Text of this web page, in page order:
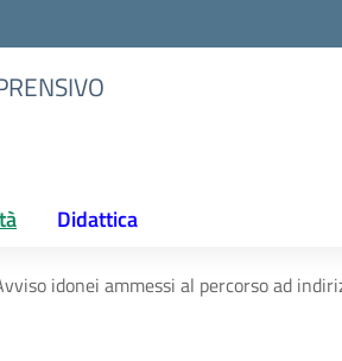
Didattica
idonei ammessi al percorso ad